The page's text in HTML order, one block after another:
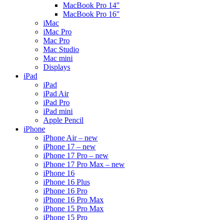
MacBook Pro 14″
MacBook Pro 16″
iMac
iMac Pro
Mac Pro
Mac Studio
Mac mini
Displays
iPad
iPad
iPad Air
iPad Pro
iPad mini
Apple Pencil
iPhone
iPhone Air – new
iPhone 17 – new
iPhone 17 Pro – new
iPhone 17 Pro Max – new
iPhone 16
iPhone 16 Plus
iPhone 16 Pro
iPhone 16 Pro Max
iPhone 15 Pro Max
iPhone 15 Pro